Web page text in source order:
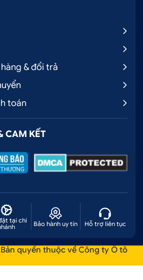
cam cháy Kia Cerato bảo vệ
xe tránh bị trầy xước, bong tróc
& đổi trả
toán
CAM KẾT
tại chi
Bảo hành uy tín Hỗ trợ liên tục
quyền thuộc về Công ty Ô tô